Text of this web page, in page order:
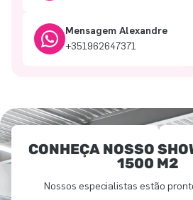
Mensagem Alexandre
+351962647371
CONHEÇA NOSSO
1500 M2
Nossos especialistas estão